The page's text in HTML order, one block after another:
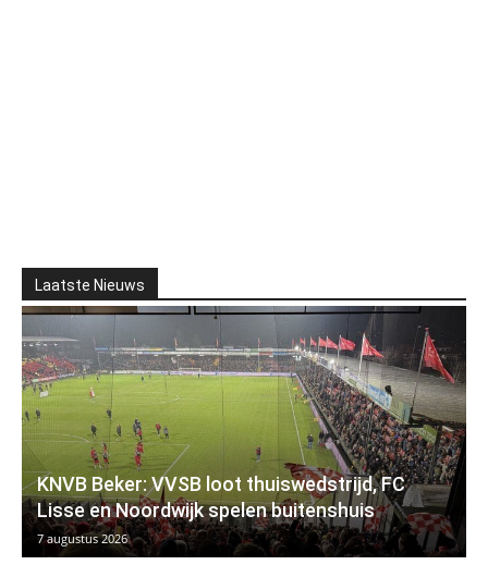
Laatste Nieuws
KNVB Beker: VVSB loot thuiswedstrijd, FC
Lisse en Noordwijk spelen buitenshuis
7 augustus 2026